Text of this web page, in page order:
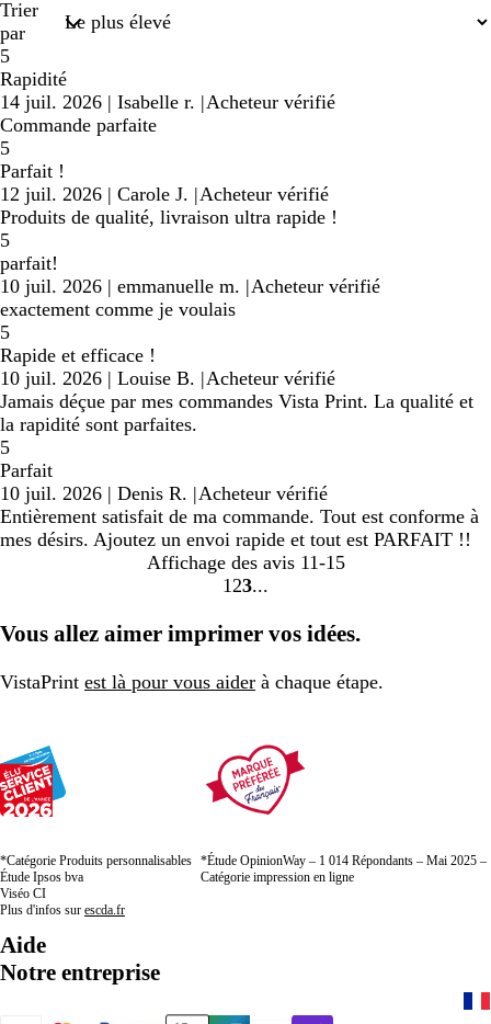
Trier
par
5
Rapidité
14 juil. 2026 | Isabelle r. |Acheteur vérifié
Commande parfaite
5
Parfait !
12 juil. 2026 | Carole J. |Acheteur vérifié
Produits de qualité, livraison ultra rapide !
5
parfait!
10 juil. 2026 | emmanuelle m. |Acheteur vérifié
exactement comme je voulais
5
Rapide et efficace !
10 juil. 2026 | Louise B. |Acheteur vérifié
Jamais déçue par mes commandes Vista Print. La qualité et
la rapidité sont parfaites.
5
Parfait
10 juil. 2026 | Denis R. |Acheteur vérifié
Entièrement satisfait de ma commande. Tout est conforme à
mes désirs. Ajoutez un envoi rapide et tout est PARFAIT !!
Affichage des avis 11-15
Accéder
la
1 Accéder
la
2 Accéder
la
3
Vous allez aimer imprimer vos idées.
VistaPrint est là pour vous aider à chaque étape.
*Catégorie Produits personnalisables
Étude Ipsos bva
Viséo CI
Plus d'infos sur escda.fr
*Étude OpinionWay – 1 014 Répondants – Mai 2025 –
Catégorie impression en ligne
Aide
Notre entreprise